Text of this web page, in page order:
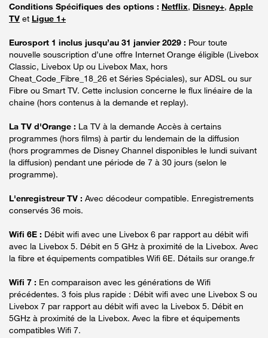
Conditions Spécifiques des options : Netflix, Disney+, Apple
TV et Ligue 1+
Eurosport 1 inclus jusqu’au 31 janvier 2029 : Pour toute
nouvelle souscription d’une offre Internet Orange éligible (Livebox
Classic, Livebox Up ou Livebox Max, hors
Cheat_Code_Fibre_18_26 et Séries Spéciales), sur ADSL ou sur
Fibre ou Smart TV. Cette inclusion concerne le flux linéaire de la
chaine (hors contenus à la demande et replay).
La TV d'Orange : La TV à la demande Accès à certains
programmes (hors films) à partir du lendemain de la diffusion
(hors programmes de Disney Channel disponibles le lundi suivant
la diffusion) pendant une période de 7 à 30 jours (selon le
programme).
L'enregistreur TV : Avec décodeur compatible. Enregistrements
conservés 36 mois.
Wifi 6E : Débit wifi avec une Livebox 6 par rapport au débit wifi
avec la Livebox 5. Débit en 5 GHz à proximité de la Livebox. Avec
la fibre et équipements compatibles Wifi 6E. Détails sur orange.fr
Wifi 7 : En comparaison avec les générations de Wifi
précédentes. 3 fois plus rapide : Débit wifi avec une Livebox S ou
Livebox 7 par rapport au débit wifi avec la Livebox 5. Débit en
5GHz à proximité de la Livebox. Avec la fibre et équipements
compatibles Wifi 7.